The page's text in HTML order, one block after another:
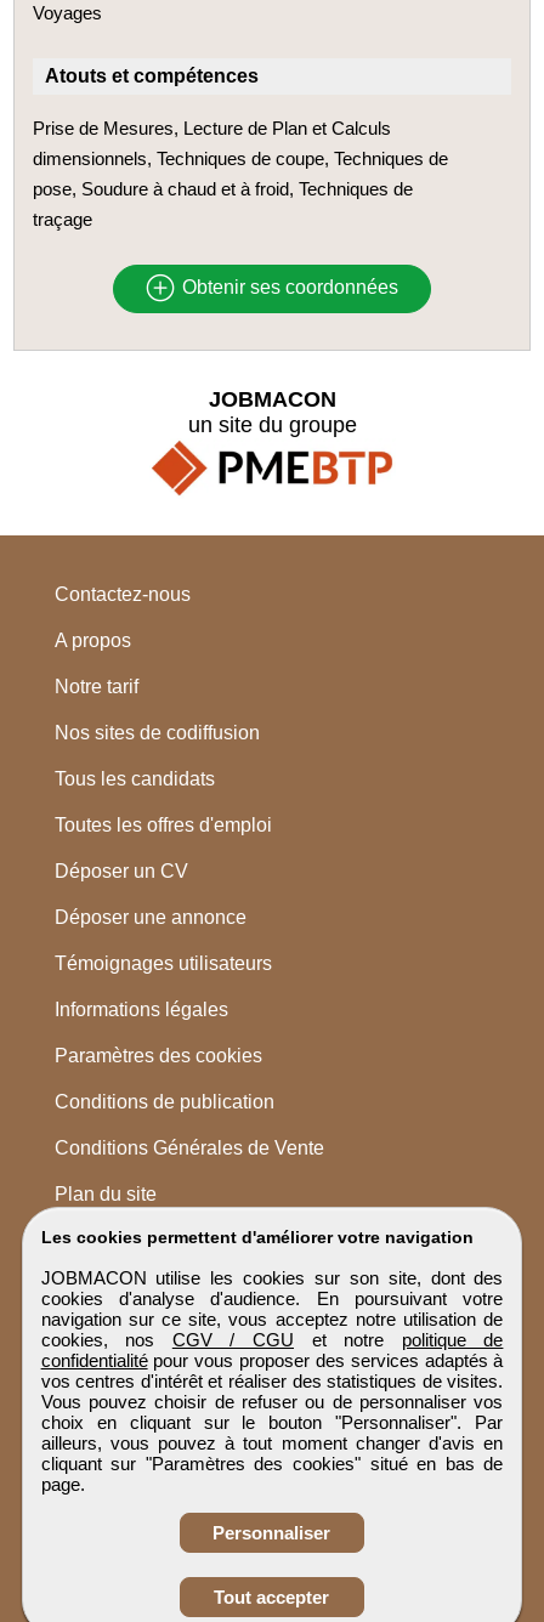
Obtenir ses
Voyages
Atouts et compétences
Prise de Mesures, Lecture de Plan et Calculs
dimensionnels, Techniques de coupe, Techniques de
pose, Soudure à chaud et à froid, Techniques de
traçage
Obtenir ses coordonnées
Les cookies permettent d'améliorer votre navigation
JOBMACON utilise les cookies sur son site, dont des
cookies d'analyse d'audience. En poursuivant votre
navigation sur ce site, vous acceptez notre utilisation de
cookies, nos CGV / CGU et notre politique de
confidentialitépour vous proposer des services adaptés à
vos centres d'intérêt et réaliser des statistiques de visites.
Vous pouvez choisir de refuser ou de personnaliser vos
choix en cliquant sur le bouton "Personnaliser". Par
ailleurs, vous pouvez à tout moment changer d'avis en
cliquant sur "Paramètres des cookies" situé en bas de
page.
Personnaliser
Tout accepter
JOBMACON
un site du groupe
Contactez-nous
A propos
Notre tarif
Nos sites de codiffusion
Tous les candidats
Toutes les offres d'emploi
Déposer un CV
Déposer une annonce
Témoignages utilisateurs
Informations légales
Paramètres des cookies
Conditions de publication
Conditions Générales de Vente
Plan du site
JOBMACON